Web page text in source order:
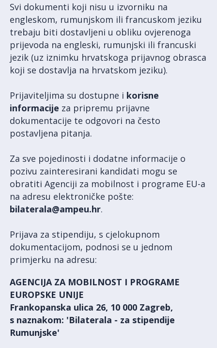
Svi dokumenti koji nisu u izvorniku na
engleskom, rumunjskom ili francuskom jeziku
trebaju biti dostavljeni u obliku ovjerenoga
prijevoda na engleski, rumunjski ili francuski
jezik (uz iznimku hrvatskoga prijavnog obrasca
koji se dostavlja na hrvatskom jeziku).
Prijaviteljima su dostupne i korisne
informacije za pripremu prijavne
dokumentacije te odgovori na često
postavljena pitanja.
Za sve pojedinosti i dodatne informacije o
pozivu zainteresirani kandidati mogu se
obratiti Agenciji za mobilnost i programe EU-a
na adresu elektroničke pošte:
bilaterala@ampeu.hr.
Prijava za stipendiju, s cjelokupnom
dokumentacijom, podnosi se u jednom
primjerku na adresu:
AGENCIJA ZA MOBILNOST I PROGRAME
EUROPSKE UNIJE
Frankopanska ulica 26, 10 000 Zagreb,
s naznakom: 'Bilaterala - za stipendije
Rumunjske'